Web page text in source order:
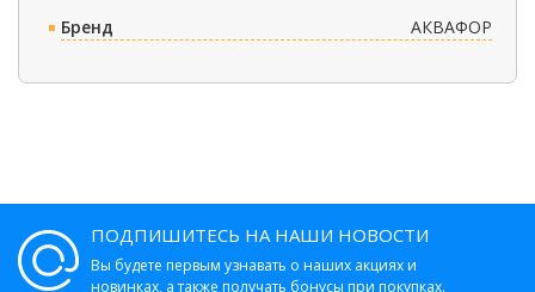
Бренд АКВАФОР
ПОДПИШИТЕСЬ НА НАШИ НОВОСТИ
Вы будете первым узнавать о наших акциях и
новинках, а также получать бонусы при покупках.